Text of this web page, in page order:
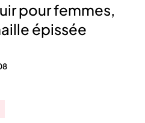
pour femmes,
épissée